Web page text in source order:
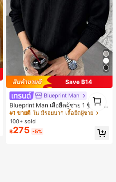
Save ฿14
Blueprint Man
Blueprint Man เสื้อยืดผู้ชาย 1 ชิ้น คอเ
ฮนลีย์ ผ้าถักลายวาฟเฟิล คอวีเล็ก ทรงห
ลวม บาง ระบายอากาศได้ดี ใส่สบาย มี
กระดุม สไตล์ Old Money ทรงยุโรป ไซ
ส์ใหญ่กว่าปกติ กรุณาเลือกไซส์เล็กลงเพื่
#1 ขายดี ใน มีรอยบาก เสื้อยืดผู้ชาย
100+ sold
฿275 -5%